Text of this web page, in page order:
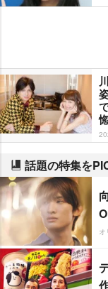
話題の特集を
オ